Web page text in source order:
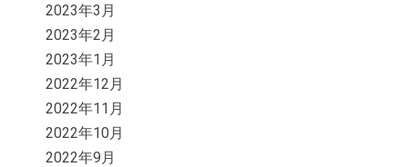
2023年3月
2023年2月
2023年1月
2022年12月
2022年11月
2022年10月
2022年9月